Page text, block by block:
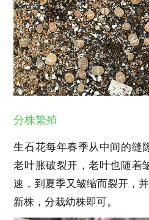
分株繁殖
生石花每年春季从中间的缝
老叶胀破裂开，老叶也随着
速，到夏季又皱缩而裂开，
新株，分栽幼株即可。